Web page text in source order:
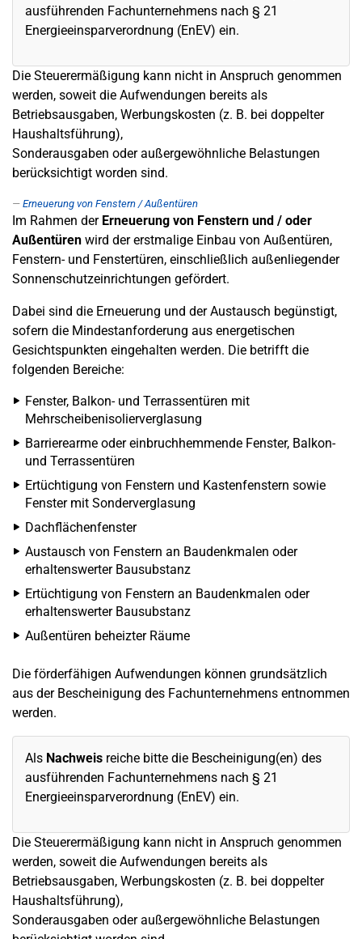
ausführenden Fachunternehmens nach § 21
Energieeinsparverordnung (EnEV) ein.
Die Steuerermäßigung kann nicht in Anspruch genommen
werden, soweit die Aufwendungen bereits als
Betriebsausgaben, Werbungskosten (z. B. bei doppelter
Haushaltsführung),
Sonderausgaben oder außergewöhnliche Belastungen
berücksichtigt worden sind.
Erneuerung von Fenstern / Außentüren
Im Rahmen derErneuerung von Fenstern und / oder
Außentüren wird der erstmalige Einbau von Außentüren,
Fenstern- und Fenstertüren, einschließlich außenliegender
Sonnenschutzeinrichtungen gefördert.
Dabei sind die Erneuerung und der Austausch begünstigt,
sofern die Mindestanforderung aus energetischen
Gesichtspunkten eingehalten werden. Die betrifft die
folgenden Bereiche:
Fenster, Balkon- und Terrassentüren mit
Mehrscheibenisolierverglasung
Barrierearme oder einbruchhemmende Fenster, Balkon-
und Terrassentüren
Ertüchtigung von Fenstern und Kastenfenstern sowie
Fenster mit Sonderverglasung
Dachflächenfenster
Austausch von Fenstern an Baudenkmalen oder
erhaltenswerter Bausubstanz
Ertüchtigung von Fenstern an Baudenkmalen oder
erhaltenswerter Bausubstanz
Außentüren beheizter Räume
Die förderfähigen Aufwendungen können grundsätzlich
aus der Bescheinigung des Fachunternehmens entnommen
werden.
Als Nachweis reiche bitte die Bescheinigung(en) des
ausführenden Fachunternehmens nach § 21
Energieeinsparverordnung (EnEV) ein.
Die Steuerermäßigung kann nicht in Anspruch genommen
werden, soweit die Aufwendungen bereits als
Betriebsausgaben, Werbungskosten (z. B. bei doppelter
Haushaltsführung),
Sonderausgaben oder außergewöhnliche Belastungen